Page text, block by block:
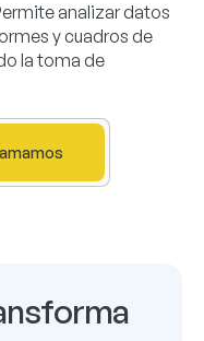
analizar datos
y cuadros de
la toma de